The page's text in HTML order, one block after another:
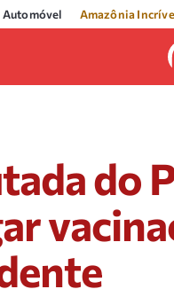
Automóvel Amazônia
do